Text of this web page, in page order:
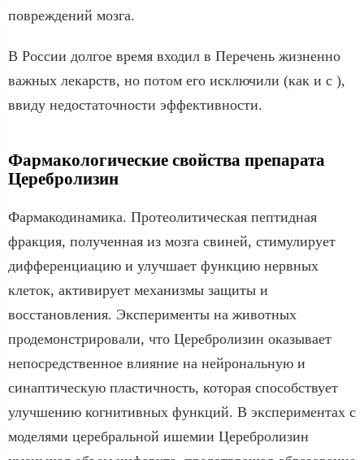
повреждений мозга.
В России долгое время входил в Перечень жизненно
важных лекарств, но потом его исключили (как и с ),
ввиду недостаточности эффективности.
Фармакологические свойства препарата
Церебролизин
Фармакодинамика. Протеолитическая пептидная
фракция, полученная из мозга свиней, стимулирует
дифференциацию и улучшает функцию нервных
клеток, активирует механизмы защиты и
восстановления. Эксперименты на животных
продемонстрировали, что Церебролизин оказывает
непосредственное влияние на нейрональную и
синаптическую пластичность, которая способствует
улучшению когнитивных функций. В экспериментах с
моделями церебральной ишемии Церебролизин